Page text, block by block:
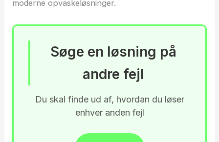
moderne opvaskeløsninger.
Søge en løsning på
andre fejl
Du skal finde ud af, hvordan du løser
enhver anden fejl